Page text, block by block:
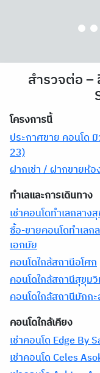
สำรวจต่อ –
โครงการนี้
ประกาศขาย คอนโด
23)
ฝากเช่า / ฝากขายห้อ
ทำเลและการเดินทาง
เช่าคอนโดทำเลกลา
ซื้อ-ขายคอนโดทำเล
เอกมัย
คอนโดใกล้สถานีอโศก
คอนโดใกล้สถานีสุขุม
คอนโดใกล้สถานีมักก
คอนโดใกล้เคียง
เช่าคอนโด Edge By
เช่าคอนโด Celes